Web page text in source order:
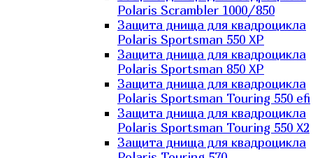
Polaris Scrambler 1000/850
Защита днища для квадроцикла
Polaris Sportsman 550 XP
Защита днища для квадроцикла
Polaris Sportsman 850 XP
Защита днища для квадроцикла
Polaris Sportsman Touring 550 efi
Защита днища для квадроцикла
Polaris Sportsman Touring 550 X2
Защита днища для квадроцикла